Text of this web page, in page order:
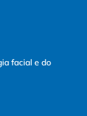
facial e do